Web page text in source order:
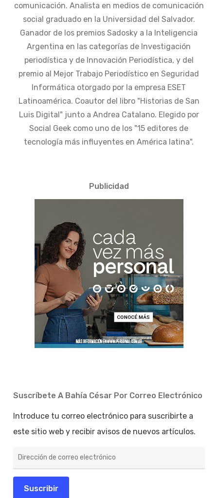
comunicación. Analista en medios de comunicación
social graduado en la Universidad del Salvador.
Ganador de los premios Sadosky a la Inteligencia
Argentina en las categorías de Investigación
periodística y de Innovación Periodística, y del
premio al Mejor Trabajo Periodístico en Seguridad
Informática otorgado por la empresa ESET
Latinoamérica. Coautor del libro "Historias de San
Luis Digital" junto a Andrea Catalano. Elegido por
Social Geek como uno de los "15 editores de
tecnología más influyentes en América latina".
Publicidad
Suscríbete A Bahía César Por Correo Electrónico
Introduce tu correo electrónico para suscribirte a
este sitio web y recibir avisos de nuevos artículos.
de
electrónico
Suscribir